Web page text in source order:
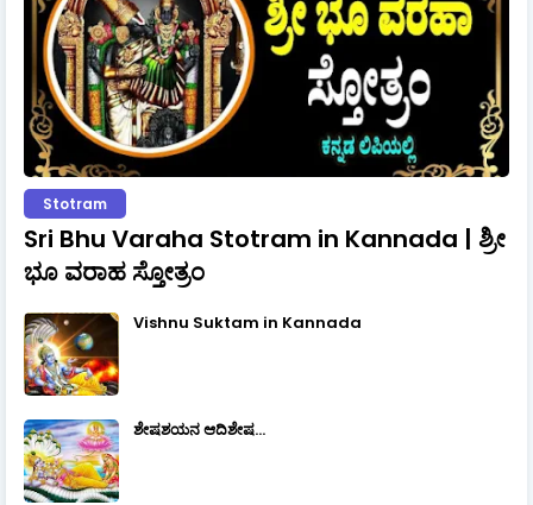
Stotram
Sri Bhu Varaha Stotram in Kannada | ಶ್ರೀ
ಭೂ ವರಾಹ ಸ್ತೋತ್ರಂ
Vishnu Suktam in Kannada
ಶೇಷಶಯನ ಆದಿಶೇಷ...